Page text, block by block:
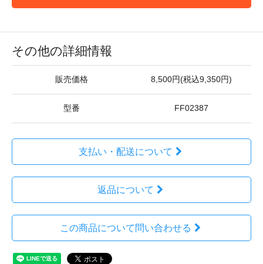
その他の詳細情報
販売価格 8,500円(税込9,350円)
型番 FF02387
支払い・配送について
返品について
この商品について問い合わせる